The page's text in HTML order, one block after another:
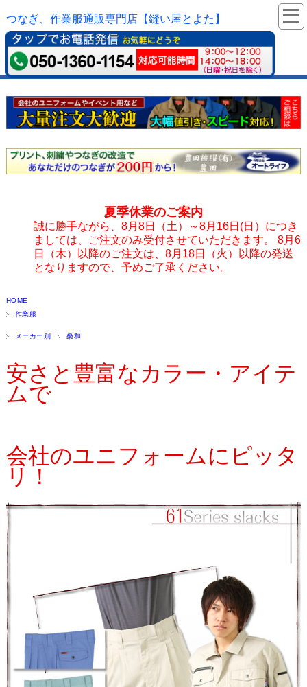
つなぎ、作業服通販専門店【縫い屋とよた】
夏季休業のご案内
誠に勝手ながら、8月8日（土）～8月16日(日）につき
ましては、ご注文のみ受付させていただきます。 8月6
日（木）以降のご注文は、8月18日（火）以降の発送
となりますので、予めご了承ください。
HOME
作業服
メーカー別 桑和
安さと豊富なカラー・アイテ
ムで
会社のユニフォームにピッタ
リ！